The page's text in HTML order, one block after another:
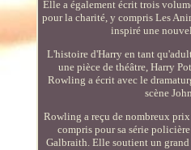
Elle a également écrit trois
pour la charité, y compris Les
inspiré une
L'histoire d'Harry en tant
une pièce de théâtre, Harry
Rowling a écrit avec le
scène
Rowling a reçu de nombreux
compris pour sa série
Galbraith. Elle soutient un grand